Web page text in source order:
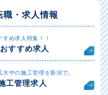
・求人情報
め求人特集！！
すすめ求人
中の施工管理を新潟で。
工管理求人